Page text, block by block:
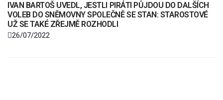
IVAN BARTOŠ UVEDL, JESTLI PIRÁTI PŮJDOU DO DALŠÍCH
VOLEB DO SNĚMOVNY SPOLEČNĚ SE STAN: STAROSTOVÉ
UŽ SE TAKÉ ZŘEJMĚ ROZHODLI
26/07/2022